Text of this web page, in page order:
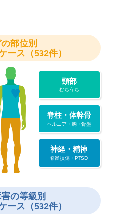
部位別
ース（532件）
頸部
むちうち
脊柱・体幹骨
ヘルニア・胸・骨盤
神経・精神
脊髄損傷・PTSD
の等級別
ース（532件）